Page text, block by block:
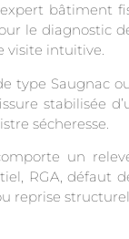
expert bâtiment
le diagnostic
visite intuitive.
type Saugnac
stabilisée
sécheresse.
un
RGA, défaut
reprise